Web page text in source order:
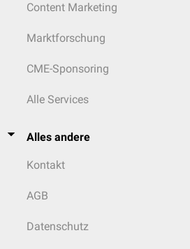
Content Marketing
Marktforschung
CME-Sponsoring
Alle Services
Alles andere
Kontakt
AGB
Datenschutz